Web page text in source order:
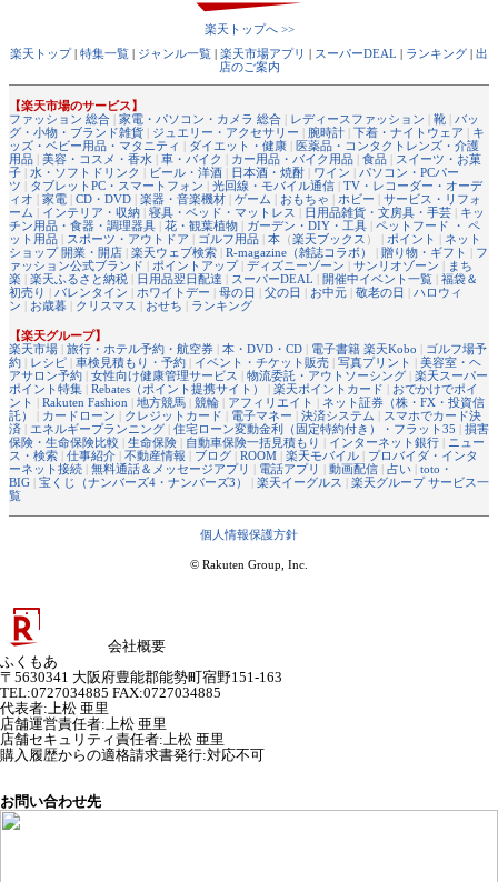
楽天トップへ >>
楽天トップ| 特集一覧 | ジャンル一覧 | 楽天市場アプリ | スーパーDEAL | ランキング | 出
店のご案内
【楽天市場のサービス】
ファッション 総合 | 家電・パソコン・カメラ 総合 | レディースファッション | 靴 | バッ
グ・小物・ブランド雑貨 | ジュエリー・アクセサリー | 腕時計 | 下着・ナイトウェア | キ
ッズ・ベビー用品・マタニティ | ダイエット・健康 | 医薬品・コンタクトレンズ・介護
用品 | 美容・コスメ・香水 | 車・バイク | カー用品・バイク用品 | 食品 | スイーツ・お菓
子 | 水・ソフトドリンク | ビール・洋酒 | 日本酒・焼酎 | ワイン | パソコン・PCパー
ツ | タブレットPC・スマートフォン | 光回線・モバイル通信 | TV・レコーダー・オーデ
ィオ | 家電 | CD・DVD | 楽器・音楽機材 | ゲーム | おもちゃ | ホビー | サービス・リフォ
ーム | インテリア・収納 | 寝具・ベッド・マットレス | 日用品雑貨・文房具・手芸 | キッ
チン用品・食器・調理器具 | 花・観葉植物 | ガーデン・DIY・工具 | ペットフード ・ ペ
ット用品 | スポーツ・アウトドア | ゴルフ用品 | 本 （楽天ブックス ） | ポイント | ネット
ショップ 開業・開店 | 楽天ウェブ検索 | R-magazine（雑誌コラボ） | 贈り物・ギフト | フ
ァッション公式ブランド | ポイントアップ| ディズニーゾーン | サンリオゾーン | まち
楽 | 楽天ふるさと納税 | 日用品翌日配達 | スーパーDEAL | 開催中イベント一覧 | 福袋＆
初売り | バレンタイン | ホワイトデー | 母の日 | 父の日 | お中元 | 敬老の日 | ハロウィ
ン | お歳暮 | クリスマス | おせち | ランキング
【楽天グループ】
楽天市場 | 旅行・ホテル予約・航空券 | 本・DVD・CD | 電子書籍 楽天Kobo | ゴルフ場予
約 | レシピ | 車検見積もり・予約 | イベント・チケット販売 | 写真プリント | 美容室・ヘ
アサロン予約 | 女性向け健康管理サービス | 物流委託・アウトソーシング | 楽天スーパー
ポイント特集 | Rebates（ポイント提携サイト） | 楽天ポイントカード | おでかけでポイ
ント | Rakuten Fashion | 地方競馬 | 競輪 | アフィリエイト | ネット証券（株・FX・投資信
託）
| カードローン | クレジットカード | 電子マネー | 決済システム | スマホでカード決
済 | エネルギープランニング | 住宅ローン変動金利（固定特約付き）・フラット35 | 損害
保険・生命保険比較 | 生命保険 | 自動車保険一括見積もり | インターネット銀行 | ニュー
ス・検索 | 仕事紹介 | 不動産情報 | ブログ | ROOM | 楽天モバイル | プロバイダ・インタ
ーネット接続 | 無料通話＆メッセージアプリ | 電話アプリ | 動画配信 | 占い | toto・
BIG | 宝くじ（ナンバーズ4・ナンバーズ3） | 楽天イーグルス | 楽天グループ サービス一
覧
個人情報保護方針
© Rakuten Group, Inc.
会社概要
ふくもあ
〒5630341 大阪府豊能郡能勢町宿野151-163
TEL:0727034885 FAX:0727034885
代表者: 上松 亜里
店舗運営責任者: 上松 亜里
店舗セキュリティ責任者: 上松 亜里
購入履歴からの適格請求書発行:対応不可
お問い合わせ先